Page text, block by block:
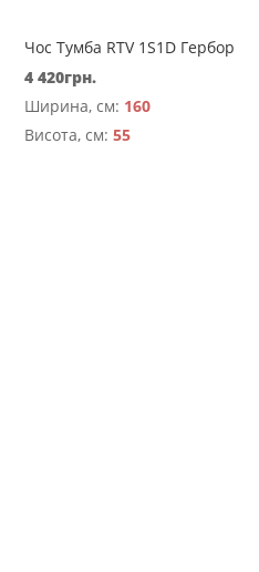
Чос Тумба RTV 1S1D Гербор
4 420грн.
Ширина, см: 160
Висота, см:55